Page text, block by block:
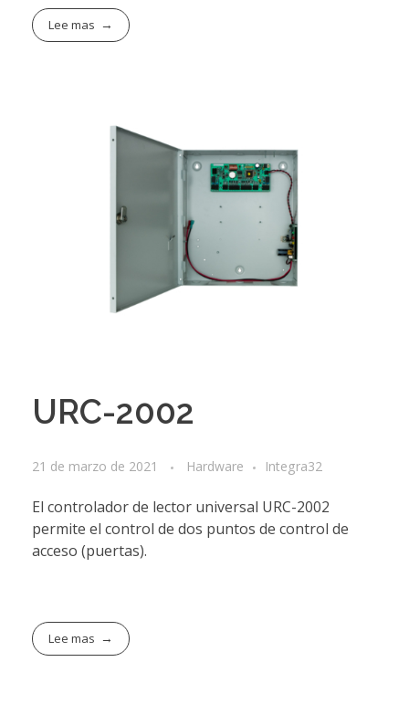
Lee mas
URC-2002
21 de marzo de 2021 Hardware Integra32
El controlador de lector universal URC-2002
permite el control de dos puntos de control de
acceso (puertas).
Lee mas